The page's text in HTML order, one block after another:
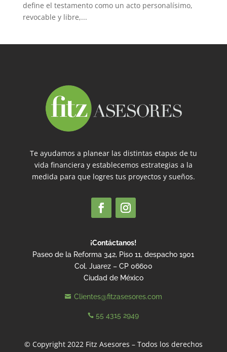
define el testamento como un acto personalísimo,
revocable y libre,...
Te ayudamos a planear las distintas etapas de tu
vida financiera y establecemos estrategias a la
medida para que logres tus proyectos y sueños.
¡Contáctanos!
Paseo de la Reforma 342, Piso 11, despacho 1901
Col. Juarez – CP 06600
Ciudad de México
 Clientes@fitzasesores.com
 55 4315 2949
© Copyright 2022 Fitz Asesores – Todos los derechos